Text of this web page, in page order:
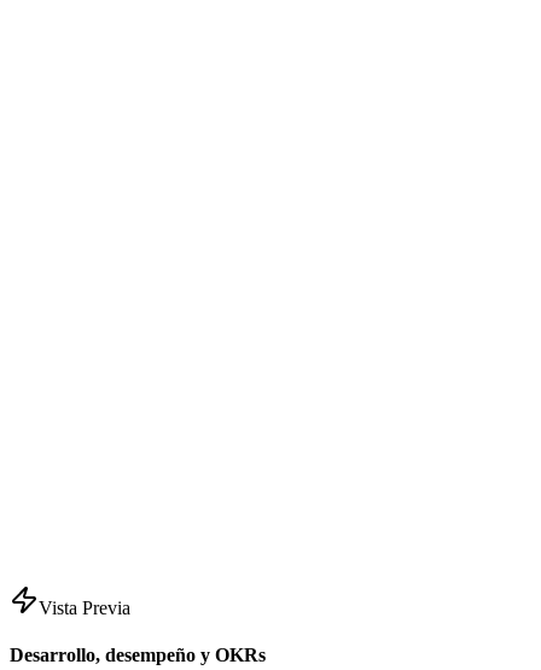
Vista Previa
Desarrollo, desempeño y OKRs